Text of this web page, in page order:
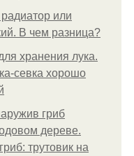
или
В чем разница?
хранения лука.
севка хорошо
гриб
дереве.
трутовик на